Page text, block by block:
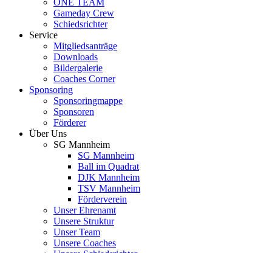
ONE TEAM
Gameday Crew
Schiedsrichter
Service
Mitgliedsanträge
Downloads
Bildergalerie
Coaches Corner
Sponsoring
Sponsoringmappe
Sponsoren
Förderer
Über Uns
SG Mannheim
SG Mannheim
Ball im Quadrat
DJK Mannheim
TSV Mannheim
Förderverein
Unser Ehrenamt
Unsere Struktur
Unser Team
Unsere Coaches